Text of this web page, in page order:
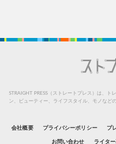
STRAIGHT PRESS（ストレートプレス）は、ト
ン、ビューティー、ライフスタイル、モノなど
会社概要 プライバシーポリシー プ
お問い合わせ ライタ